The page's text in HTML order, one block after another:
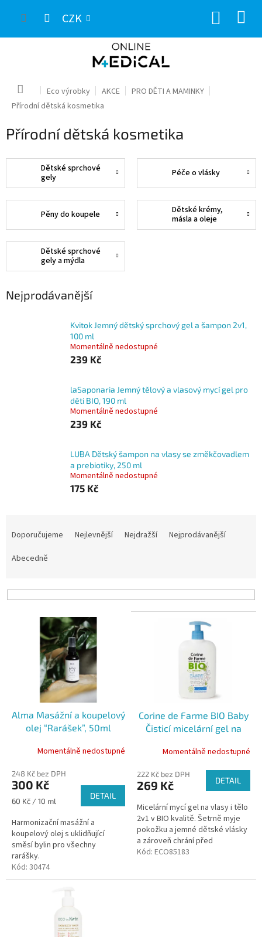
CZK
Domů Eco výrobky AKCE
PRO DĚTI A MAMINKY
Přírodní dětská kosmetika
Přírodní dětská kosmetika
Dětské sprchové
gely
Péče o vlásky
Pěny do koupele
Dětské krémy,
másla a oleje
Dětské sprchové
gely a mýdla
Nejprodávanější
Kvitok Jemný dětský sprchový gel a šampon 2v1,
100 ml
Momentálně nedostupné
239 Kč
laSaponaria Jemný tělový a vlasový mycí gel pro
děti BIO, 190 ml
Momentálně nedostupné
239 Kč
LUBA Dětský šampon na vlasy se změkčovadlem
a prebiotiky, 250 ml
Momentálně nedostupné
175 Kč
p
Doporučujeme Nejlevnější Nejdražší
Nejprodávanější
Abecedně
Alma Masážní a koupelový
olej “Rarášek”, 50ml
Momentálně nedostupné
248 Kč bez DPH
300 Kč
Měrná
60 Kč / 10 ml
DETAIL
Harmonizační masážní a
koupelový olej s uklidňující
směsí bylin pro všechny
rarášky.
Kód: 30474
Corine de Farme BIO Baby
Čisticí micelární gel na
Momentálně nedostupné
222 Kč bez DPH
269 Kč DETAIL
Micelární mycí gel na vlasy i tělo
2v1 v BIO kvalitě. Šetrně myje
pokožku a jemné dětské vlásky
a zároveň chrání před
vysoušením. Vhodné již od
Kód: ECO85183